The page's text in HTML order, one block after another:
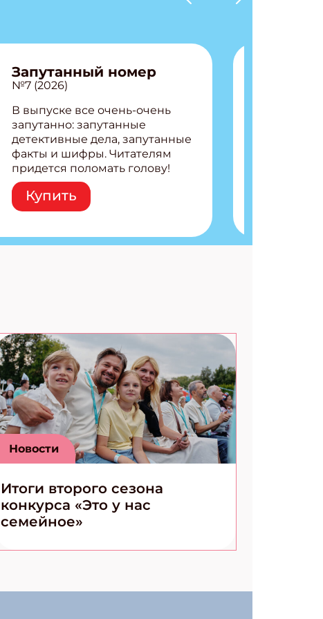
Запутанный номер
№7 (2026)
В выпуске все очень-очень
запутанно: запутанные
детективные дела, запутанные
факты и шифры. Читателям
придется поломать голову!
Внутри: Шифры и
расшифровки Плетем
запутанные поделки
Ищем коды 3 комикса
Купить
Новости
Итоги второго сезона
конкурса «Это у нас
семейное»